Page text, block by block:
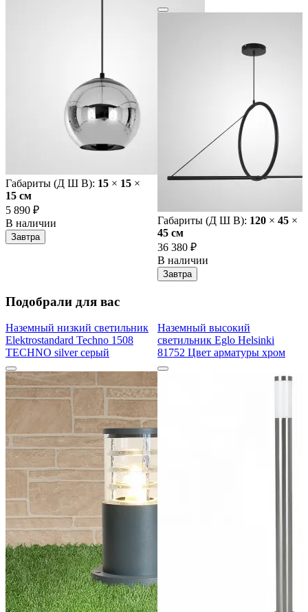
Габариты (Д Ш В): 15 × 15 ×
15 cм
5 890 ₽
В наличии
Завтра
Габариты (Д Ш В): 120 × 45 ×
45 cм
36 380 ₽
В наличии
Завтра
Подобрали для вас
Наземный низкий светильник
Elektrostandard Techno 1508
TECHNO silver серый
Наземный высокий
светильник Eglo Helsinki
81752 Цвет арматуры хром